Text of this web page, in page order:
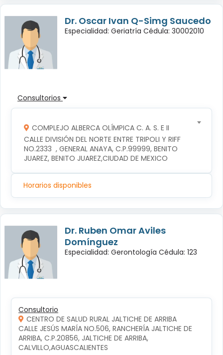
Dr. Oscar Ivan Q-Simg Saucedo
Especialidad: Geriatría Cédula: 30002010
Consultorios
COMPLEJO ALBERCA OLÍMPICA C. A. S. E II
CALLE DIVISIÓN DEL NORTE ENTRE TRIPOLI Y RIFF
NO.2333  , GENERAL ANAYA, C.P.99999, BENITO
JUAREZ, BENITO JUAREZ,CIUDAD DE MEXICO
Horarios disponibles
Dr. Ruben Omar Aviles
Domínguez
Especialidad: Gerontología Cédula: 123
Consultorio
CENTRO DE SALUD RURAL JALTICHE DE ARRIBA
CALLE JESÚS MARÍA NO.506, RANCHERÍA JALTICHE DE
ARRIBA, C.P.20856, JALTICHE DE ARRIBA,
CALVILLO,AGUASCALIENTES